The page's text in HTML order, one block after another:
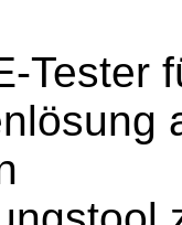
Tester